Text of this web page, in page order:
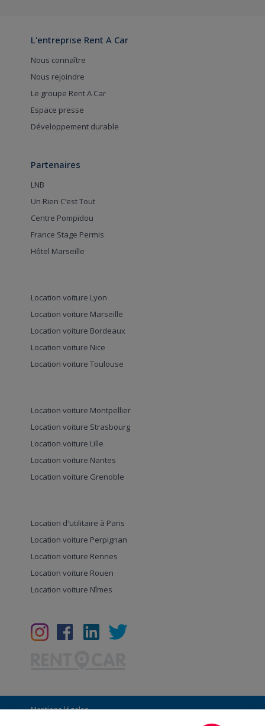
L'entreprise Rent A Car
Nous connaître
Nous rejoindre
Le groupe Rent A Car
Espace presse
Développement durable
Partenaires
LNB
Un Rien C’est Tout
Centre Pompidou
France Stage Permis
Hôtel Marseille
Location voiture Lyon
Location voiture Marseille
Location voiture Bordeaux
Location voiture Nice
Location voiture Toulouse
Location voiture Montpellier
Location voiture Strasbourg
Location voiture Lille
Location voiture Nantes
Location voiture Grenoble
Location d'utilitaire à Paris
Location voiture Perpignan
Location voiture Rennes
Location voiture Rouen
Location voiture Nîmes
Mentions légales